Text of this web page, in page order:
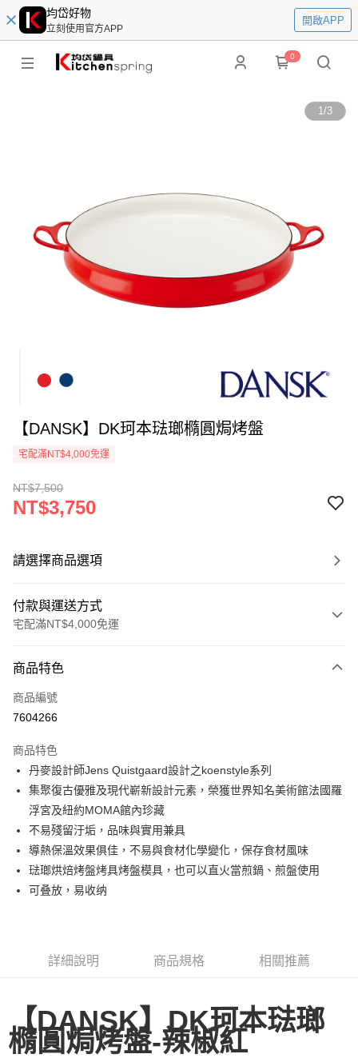
均岱好物
立刻使用官方APP
開啟APP
0
1/3
【DANSK】DK珂本琺瑯橢圓焗烤盤
宅配滿NT$4,000免運
NT$7,500
NT$3,750
請選擇商品選項
付款與運送方式
宅配滿NT$4,000免運
信用卡一次付款
信用卡分期付款
合作金庫商業銀行
華南商業銀行
彰化商業銀行
上海商業儲蓄銀行
台北富邦商業銀行
國泰世華商業銀行
臺灣中小企業銀行
匯豐（台灣）商業銀行
華泰商業銀行
聯邦商業銀行
遠東國際商業銀行
元大商業銀行
永豐商業銀行
玉山商業銀行
LINE Pay
Apple Pay
街口支付
悠遊付
每筆NT$150，滿NT$4,000(含以上)免運費
商品特色
商品編號
7604266
商品特色
丹麥設計師Jens Quistgaard設計之koenstyle系列
集聚復古優雅及現代嶄新設計元素，榮獲世界知名美術館法國羅
浮宮及紐約MOMA館內珍藏
不易殘留汙垢，品味與實用兼具
導熱保溫效果俱佳，不易與食材化學變化，保存食材風味
琺瑯烘焙烤盤烤具烤盤模具，也可以直火當煎鍋、煎盤使用
可叠放，易收纳
詳細說明 商品規格 相關推薦
【DANSK】DK珂本琺瑯
橢圓焗烤盤-辣椒紅